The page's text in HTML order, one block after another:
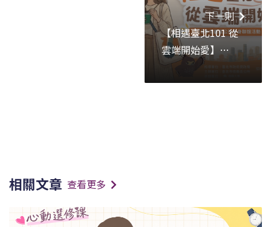
下一則
【相遇臺北101 從
雲端開始愛】
8/29(六)｜臺北市
信義區公所單身聯
相關文章 查看更多